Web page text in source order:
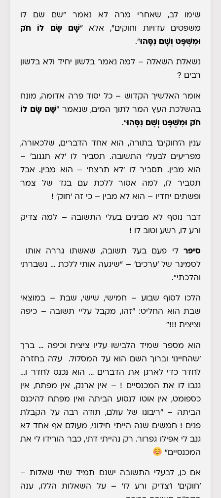
שימו לב, שאחרי מרה לא נאמר "שם שם לו
משפטים עדויות וחוקים", אלא "שָׁם שָׂם לוֹ חֹק
וּמִשְׁפָּט
וְשָׁם נִסָּהוּ".
נשאלת השאלה – למה נאמר בלשון יחיד ולא בלשון
רבים ?
אומר האלשיך הקדוש – כל יסוד פרה אדומה, מונח
בהשלכת העץ המר לתוך המים, שנאמר "שָׁם שָׂם לוֹ
חֹק וּמִשְׁפָּט וְשָׁם נִסָּהוּ".
ענין ה'חוקים' בתורה, הוא אחד הדברים, שלכאורה,
מפריעים לבעלי התשובה. תסביר לו 'לא תגנוב' –
הוא מבין. תסביר לו 'לא תרצח' – הוא מבין. אבל
תסביר לו, למה אסור ללכת עם בגד של צמר
ופשתים יחדיו – הוא לא מבין – כי זה 'חוק' !
דבר נוסף לא מבינים בעלי התשובה – למה צדיק
ורע לו, רשע וטוב לו !
סיפר
לי פעם בעל תשובה, שאשתו גררה אותו
לסמינר של 'ערכים' – "שיגעה אותי ללכת … נשברתי
והלכתי".
הלכו לסוף שבוע – חמישי, שישי, שבת – במוצאי
שבת הוא החליט: "זהו, מקבל עליי תשובה – כיפה
וציצית !!!"
הוא מספר שמיד הלבישו עליו ציצית וכיפה … ברך
'שהחיינו' וברוך השם הוא על המסלול. עלה בחזרה
לחדר כדי לארגן את הדברים … הוא נכנס לחדר ו…
גנבו לו את המכנסיים ! – אין ארנק, אין מפתח, אין
כספומט, אין אוטו לנסוע הביתה ואין מפתח להיכנס
הביתה – "ריבונו של עולם, תודה רבה על הקבלת
פנים ! חמשים שנה הייתי חילוני, מעולם אף אחד לא
גנב לי אפילו גפרור. רק נהייתי דתי, כבר הורידו לי את
המכנסיים"
אם כן, לבעלי התשובה ישנם תמיד שתי שאלות –
'חוקים' ו'צדיק ורע לו' – על השאלות הללו, ענה